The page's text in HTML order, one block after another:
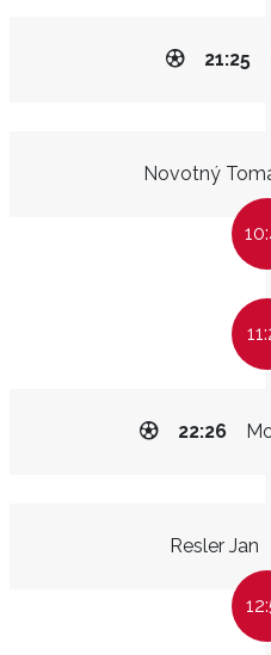
21:25
Novotný
22:26
Resler Jan